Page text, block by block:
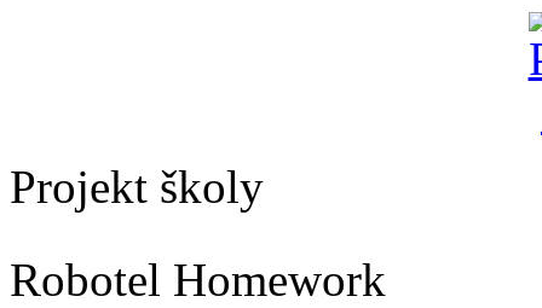
Projekt školy
Robotel Homework